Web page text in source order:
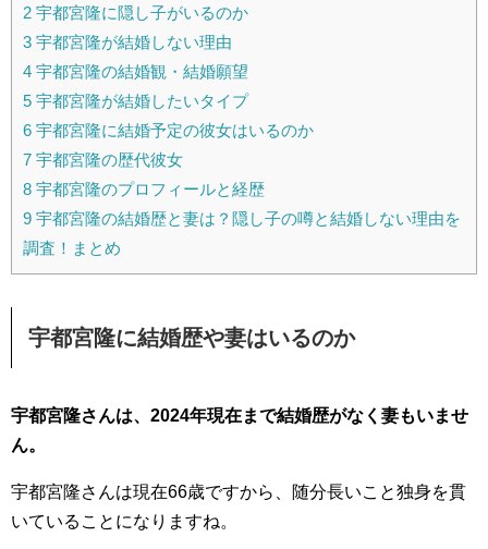
2 宇都宮隆に隠し子がいるのか
3 宇都宮隆が結婚しない理由
4 宇都宮隆の結婚観・結婚願望
5 宇都宮隆が結婚したいタイプ
6 宇都宮隆に結婚予定の彼女はいるのか
7 宇都宮隆の歴代彼女
8 宇都宮隆のプロフィールと経歴
9 宇都宮隆の結婚歴と妻は？隠し子の噂と結婚しない理由を
調査！まとめ
宇都宮隆に結婚歴や妻はいるのか
宇都宮隆さんは、2024年現在まで結婚歴がなく妻もいませ
ん。
宇都宮隆さんは現在66歳ですから、随分長いこと独身を貫
いていることになりますね。